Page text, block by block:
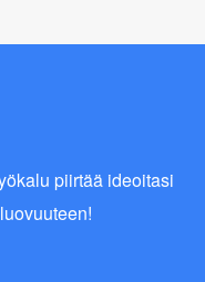
piirtää ideoitasi